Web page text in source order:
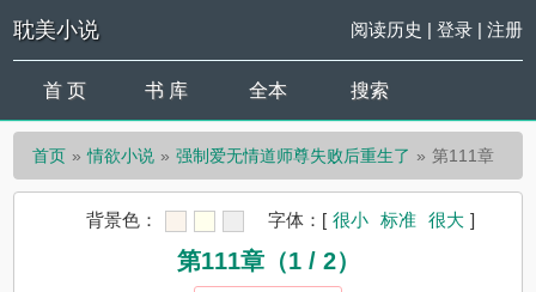
耽美小说 阅读历史 | 登录| 注册
首 页 书 库 全本 搜索
首页 情欲小说 强制爱无情道师尊失败后重生了 第111章
背景色： 字体： [ 很小 标准 很大 ]
第111章（1 / 2）